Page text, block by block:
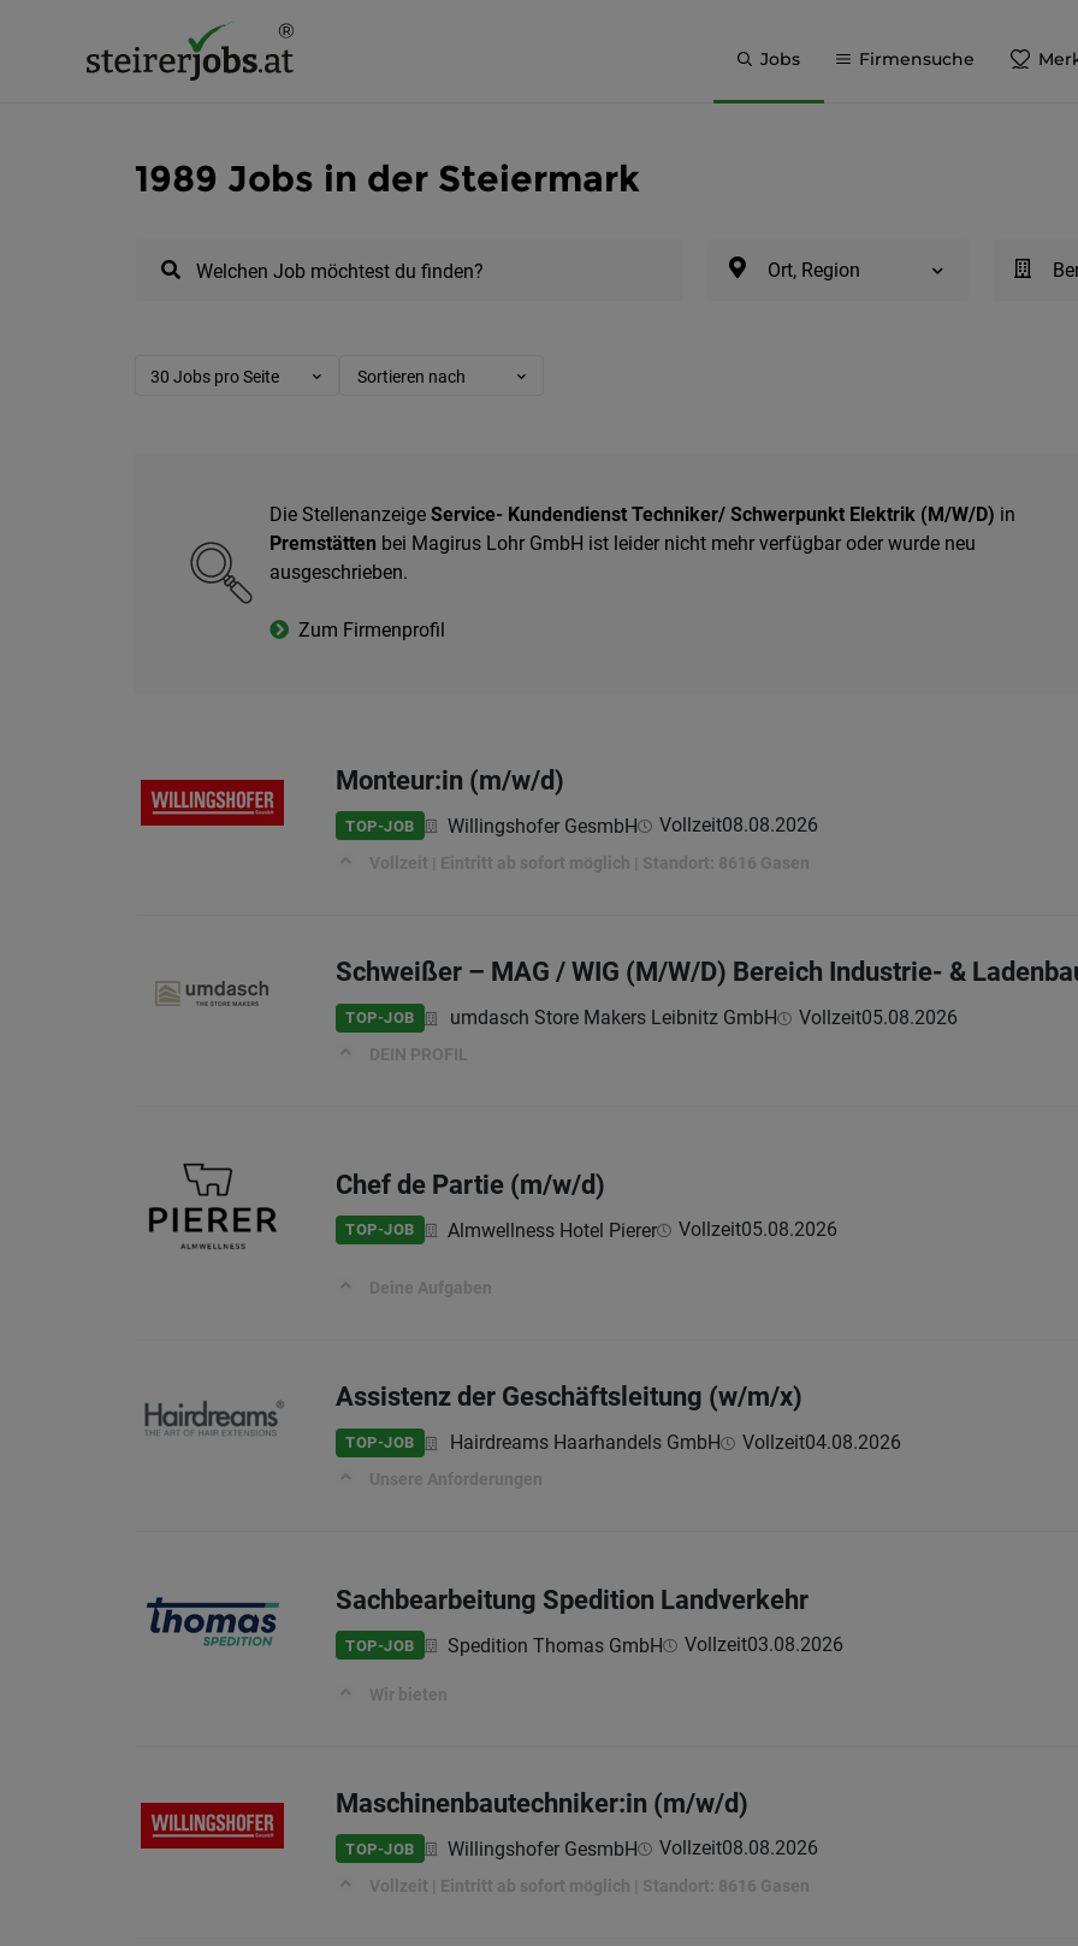
Jobs Firmensuche
1989 Jobs in der Steiermark
Welchen Job möchtest du finden? Ort, Region
30 Jobs pro Seite Sortieren nach
Die Stellenanzeige Service- Kundendienst Techniker/ Schwerpunkt Elektrik (M/W/D) in
Premstätten bei Magirus Lohr GmbH ist leider nicht mehr verfügbar oder wurde neu
ausgeschrieben.
Zum Firmenprofil
Monteur:in (m/w/d)
TOP-JOB Willingshofer GesmbH Vollzeit08.08.2026
Vollzeit | Eintritt ab sofort möglich | Standort: 8616 Gasen
Schweißer – MAG / WIG (M/W/D) Bereich Industrie- &
TOP-JOB umdasch Store Makers Leibnitz GmbH Vollzeit05.08.2026
DEIN PROFIL
Chef de Partie (m/w/d)
TOP-JOB Almwellness Hotel Pierer Vollzeit05.08.2026
Deine Aufgaben
Assistenz der Geschäftsleitung (w/m/x)
TOP-JOB Hairdreams Haarhandels GmbH Vollzeit04.08.2026
Unsere Anforderungen
Sachbearbeitung Spedition Landverkehr
TOP-JOB Spedition Thomas GmbH Vollzeit03.08.2026
Wir bieten
Maschinenbautechniker:in (m/w/d)
TOP-JOB Willingshofer GesmbH Vollzeit08.08.2026
Vollzeit | Eintritt ab sofort möglich | Standort: 8616 Gasen